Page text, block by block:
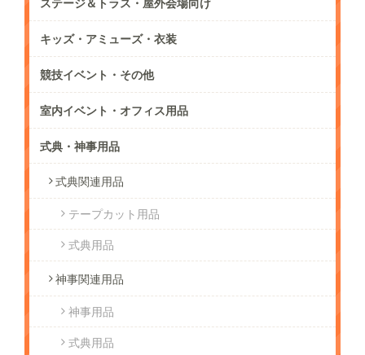
キッズ・アミューズ・衣装
競技イベント・その他
室内イベント・オフィス用品
式典・神事用品
式典関連用品
テープカット用品
式典用品
神事関連用品
神事用品
式典用品